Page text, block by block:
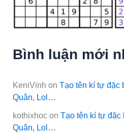
Bình luận mới
KeniVinh onTạo tên kí tự đặc
Quân, Lol…
kothixhoc onTạo tên kí tự đặc
Quân, Lol…